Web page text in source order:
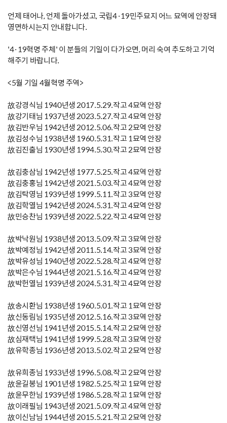
언제 태어나, 언제 돌아가셨고, 국립4·19민주묘지 어느 묘역에 안장돼
영면하시는지 안내합니다.
'4·19혁명 주체' 이 분들의 기일이 다가오면, 머리 숙여 추도하고 기억
해주기 바랍니다.
<5월 기일 4월혁명 주역>
故강경식님 1940년생 2017.5.29.작고 4묘역 안장
故강기태님 1937년생 2023.5.27.작고 4묘역 안장
故김반우님 1942년생 2012.5.06.작고 2묘역 안장
故김성수님 1938년생 1960.5.31.작고 1묘역 안장
故김진출님 1930년생 1994.5.30.작고 2묘역 안장
故김충삼님 1942년생 1977.5.25.작고 4묘역 안장
故김충홍님 1942년생 2021.5.03.작고 4묘역 안장
故김탁영님 1939년생 1999.5.11.작고 3묘역 안장
故김학열님 1942년생 2024.5.31.작고 4묘역 안장
故민승찬님 1939년생 2022.5.22.작고 4묘역 안장
故박낙원님 1938년생 2013.5.09.작고 3묘역 안장
故박예정님 1942년생 2011.5.14.작고 3묘역 안장
故박유성님 1940년생 2022.5.28.작고 4묘역 안장
故박은수님 1944년생 2021.5.16.작고 4묘역 안장
故박헌열님 1939년생 2024.5.31.작고 4묘역 안장
故송시환님 1938년생 1960.5.01.작고 1묘역 안장
故신동림님 1935년생 2012.5.16.작고 3묘역 안장
故신영선님 1941년생 2015.5.14.작고 2묘역 안장
故심재택님 1941년생 1999.5.28.작고 3묘역 안장
故유학종님 1936년생 2013.5.02.작고 2묘역 안장
故유희종님 1933년생 1996.5.08.작고 2묘역 안장
故윤길봉님 1901년생 1982.5.25.작고 1묘역 안장
故윤무한님 1939년생 1986.5.28.작고 1묘역 안장
故이래필님 1943년생 2021.5.09.작고 4묘역 안장
故이신남님 1944년생 2015.5.21.작고 2묘역 안장